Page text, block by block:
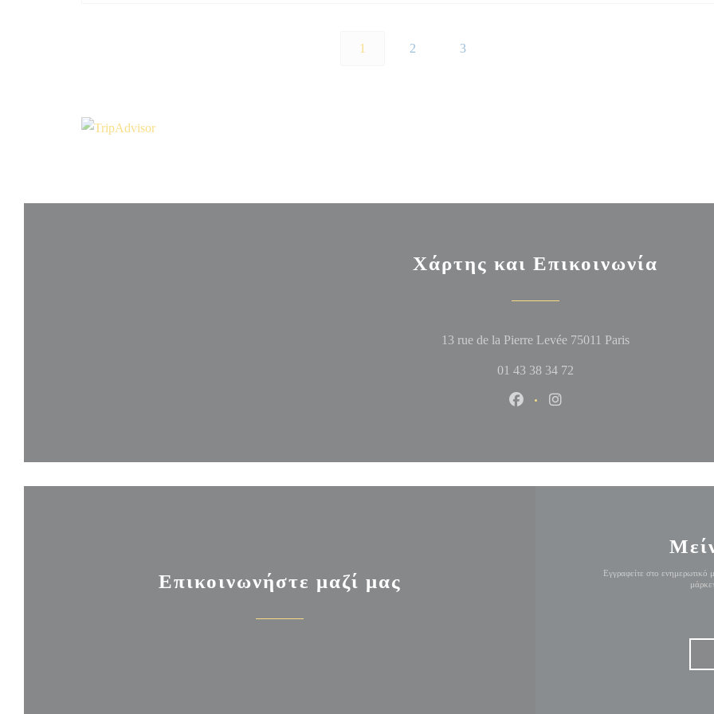
1 2 3
Χάρτης και Επικοινωνία
13 rue de la Pierre Levée 75011 Paris((ανοίγει σε νέο
01 43 38 34 72
Facebook ((ανοίγει σε νέο
Επικοινωνήστε μαζί μας
Εγγραφείτε στο ενημερωτικό